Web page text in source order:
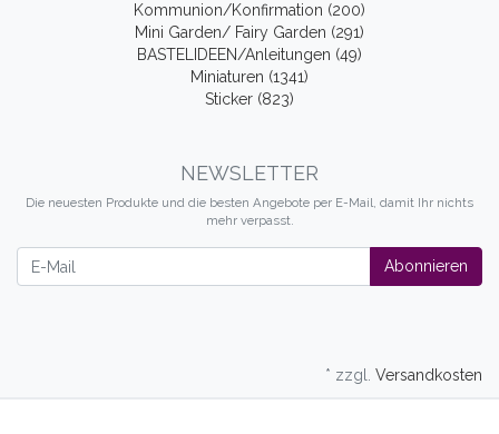
Kommunion/Konfirmation (200)
Mini Garden/ Fairy Garden (291)
BASTELIDEEN/Anleitungen (49)
Miniaturen (1341)
Sticker (823)
NEWSLETTER
Die neuesten Produkte und die besten Angebote per E-Mail, damit Ihr nichts
mehr verpasst.
Abonnieren
* zzgl. Versandkosten